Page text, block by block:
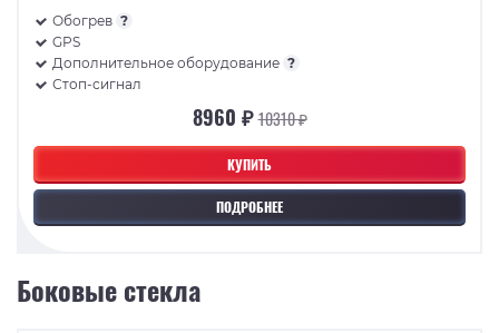
КУПИТЬ
ПОДРОБНЕЕ
Обогрев ?
GPS
Дополнительное оборудование ?
Стоп-сигнал
8960 ₽10310 ₽
Боковые стекла